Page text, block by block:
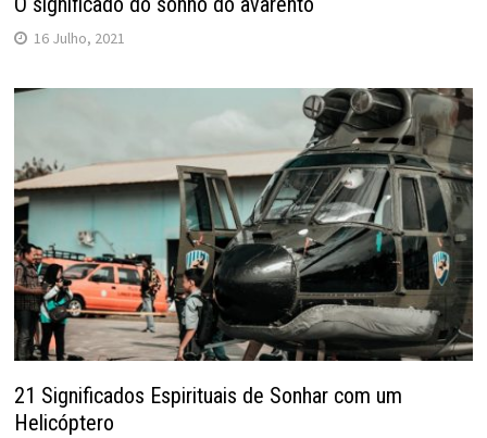
16 Julho, 2021
21 Significados Espirituais de Sonhar com um
Helicóptero